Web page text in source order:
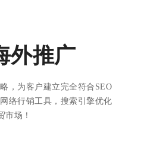
外推广
，为客户建立完全符合SEO
络行销工具，搜索引擎优化
市场！